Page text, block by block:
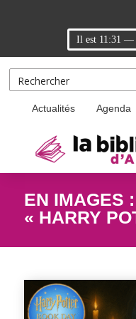
navigation
Il est 11:31 —
Actualités Agenda
EN IMAGES
« HARRY